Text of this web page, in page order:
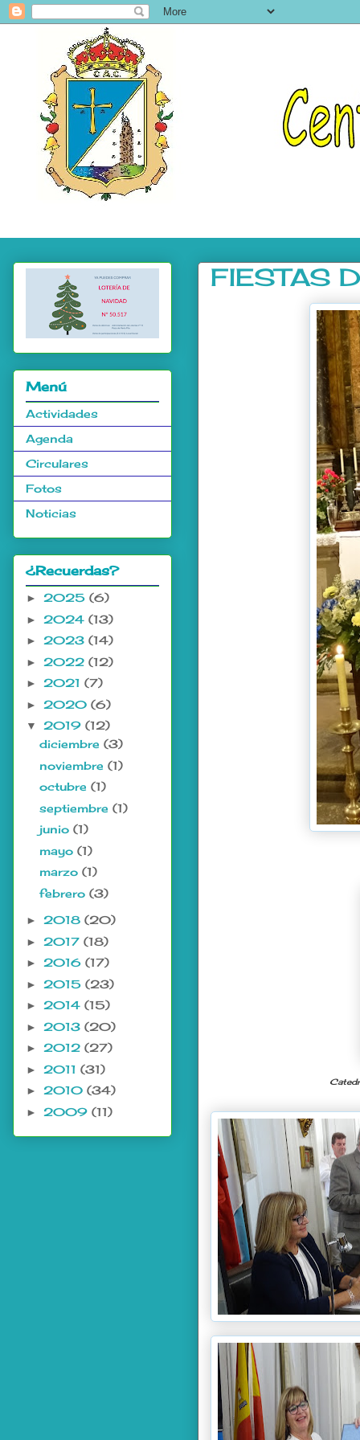
FIESTAS
Menú
Actividades
Agenda
Circulares
Fotos
Noticias
¿Recuerdas?
► 2025 (6)
► 2024 (13)
► 2023 (14)
► 2022 (12)
► 2021 (7)
► 2020 (6)
▼ 2019 (12)
diciembre (3)
noviembre (1)
octubre (1)
septiembre (1)
junio (1)
mayo (1)
marzo (1)
febrero (3)
► 2018 (20)
► 2017 (18)
► 2016 (17)
► 2015 (23)
► 2014 (15)
► 2013 (20)
► 2012 (27)
► 2011 (31)
► 2010 (34)
► 2009 (11)